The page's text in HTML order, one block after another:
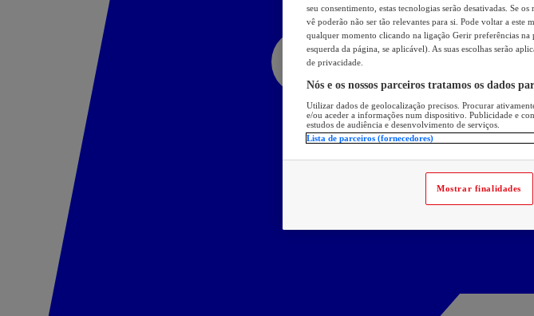
seu consentimento, estas tecnologias serão desativadas. Se
vê poderão não ser tão relevantes para si. Pode voltar a este
qualquer momento clicando na ligação Gerir preferências
esquerda da página, se aplicável). As suas escolhas serão
de privacidade.
Nós e os nossos parceiros tratamos os dados
Utilizar dados de geolocalização precisos. Procurar
e/ou aceder a informações num dispositivo. Publicidade e
estudos de audiência e desenvolvimento de serviços.
Lista de parceiros (fornecedores)
Mostrar finalidades